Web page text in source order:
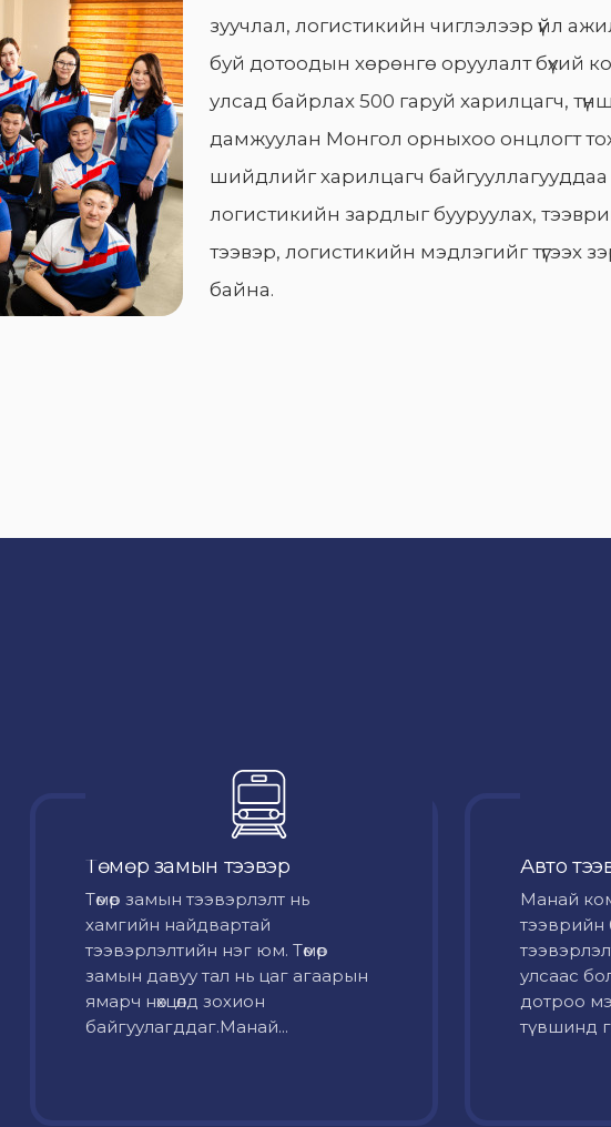
зуучлал, логистикийн чиглэлээр үйл
буй дотоодын хөрөнгө оруулалт бүхий
улсад байрлах 500 гаруй харилцагч,
дамжуулан Монгол орныхоо онцлогт
шийдлийг харилцагч байгууллагууддаа
логистикийн зардлыг бууруулах,
тээвэр, логистикийн мэдлэгийг түгээх
байна.
Төмөр замын тээвэр
Төмөр замын тээвэрлэлт нь
хамгийн найдвартай
тээвэрлэлтийн нэг юм. Төмөр
замын давуу тал нь цаг агаарын
ямарч нөхцөлд зохион
байгуулагддаг.Манай...
Авто
Mанай
тээврийн
улсаас
дотроо
түвшинд